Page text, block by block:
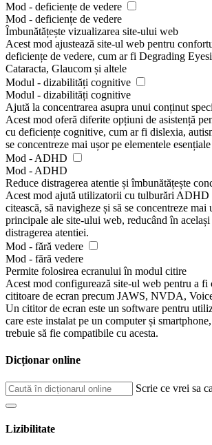
Mod - deficiențe de vedere
Mod - deficiențe de vedere
Îmbunătățește vizualizarea site-ului web
Acest mod ajustează site-ul web pentru
deficiențe de vedere, cum ar fi Degrading
Cataracta, Glaucom și altele
Modul - dizabilități cognitive
Modul - dizabilități cognitive
Ajută la concentrarea asupra unui conținut
Acest mod oferă diferite opțiuni de asistență
cu deficiențe cognitive, cum ar fi dislexia,
se concentreze mai ușor pe elementele
Mod - ADHD
Mod - ADHD
Reduce distragerea atentie și îmbunătățește
Acest mod ajută utilizatorii cu tulburări ADHD
citească, să navigheze și să se concentreze mai
principale ale site-ului web, reducând în
distragerea atentiei.
Mod - fără vedere
Mod - fără vedere
Permite folosirea ecranului în modul citire
Acest mod configurează site-ul web pentru a fi
cititoare de ecran precum JAWS, NVDA,
Un cititor de ecran este un software pentru
care este instalat pe un computer și
trebuie să fie compatibile cu acesta.
Dicționar online
Scrie ce vrei sa
Lizibilitate